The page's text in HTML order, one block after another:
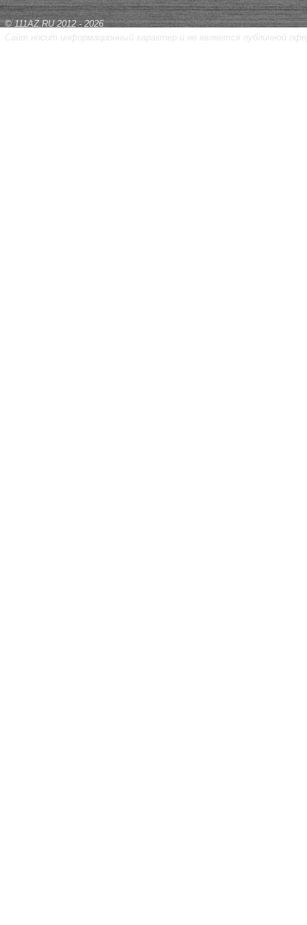
© 111AZ.RU 2012 - 2026
Сайт носит информационный характер и не является публичной